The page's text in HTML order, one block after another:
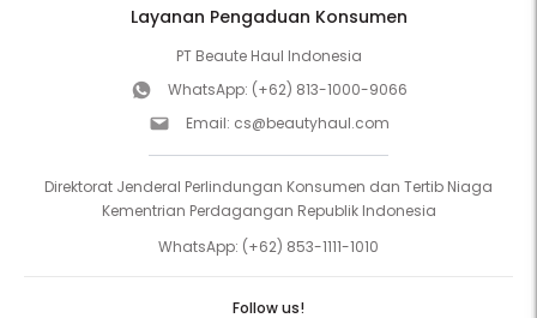
Layanan Pengaduan Konsumen
PT Beaute Haul Indonesia
WhatsApp: (+62) 813-1000-9066
Email: cs@beautyhaul.com
Direktorat Jenderal Perlindungan Konsumen dan Tertib Niaga
Kementrian Perdagangan Republik Indonesia
WhatsApp: (+62) 853-1111-1010
Follow us!